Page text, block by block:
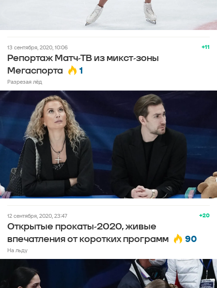
+11
13 сентября, 2020, 10:06
Репортаж Матч-ТВ из микст-зоны
Мегаспорта
1
Разрезая лёд
+20
12 сентября, 2020, 23:47
Открытые прокаты-2020, живые
впечатления от коротких программ
90
На льду